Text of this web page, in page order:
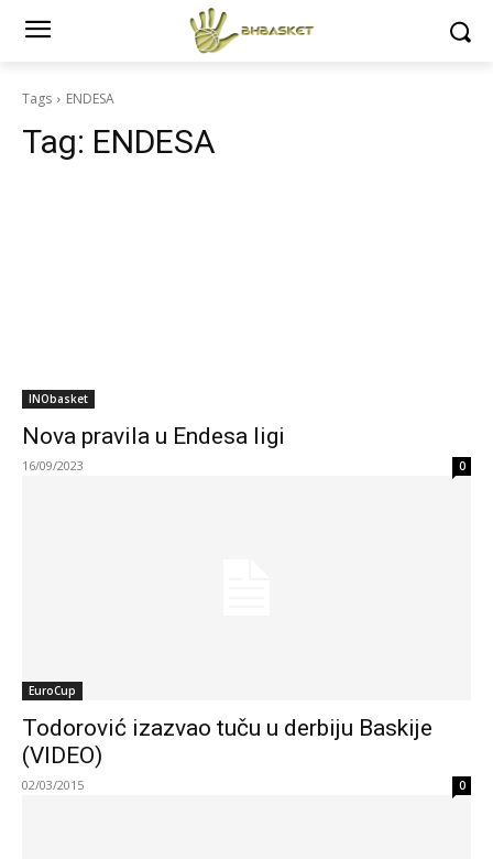
Tags ENDESA
Tag: ENDESA
INObasket
Nova pravila u Endesa ligi
16/09/2023 0
EuroCup
Todorović izazvao tuču u derbiju Baskije
(VIDEO)
02/03/2015 0